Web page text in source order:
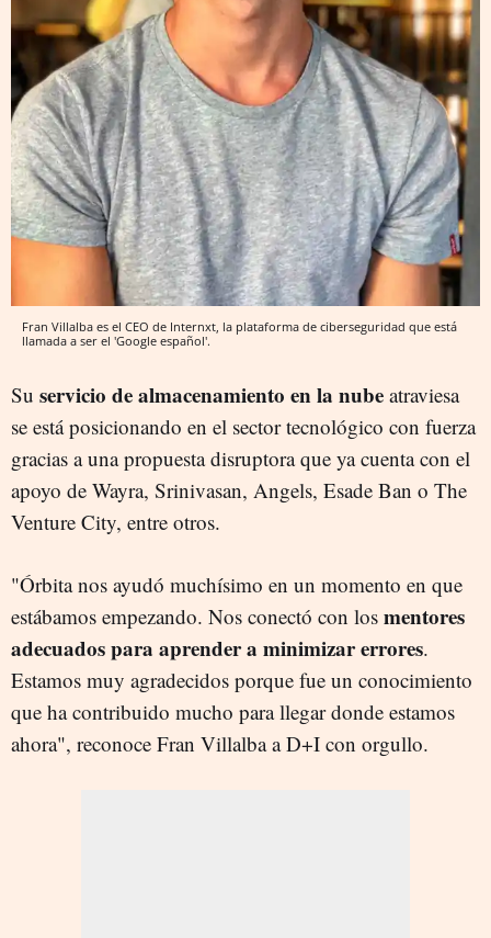
Fran Villalba es el CEO de Internxt, la plataforma de ciberseguridad que está
llamada a ser el 'Google español'.
Su servicio de almacenamiento en la nube atraviesa
se está posicionando en el sector tecnológico con fuerza
gracias a una propuesta disruptora que ya cuenta con el
apoyo de Wayra, Srinivasan, Angels, Esade Ban o The
Venture City, entre otros.
"Órbita nos ayudó muchísimo en un momento en que
estábamos empezando. Nos conectó con los mentores
adecuados para aprender a minimizar errores.
Estamos muy agradecidos porque fue un conocimiento
que ha contribuido mucho para llegar donde estamos
ahora", reconoce Fran Villalba a D+I con orgullo.